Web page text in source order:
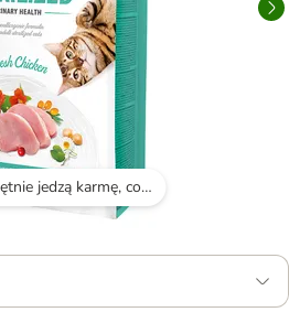
Koty chętnie jedzą karmę, co świadczy o jej smaku.